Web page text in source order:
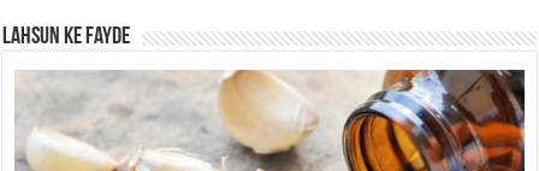
Lahsun ke fayde